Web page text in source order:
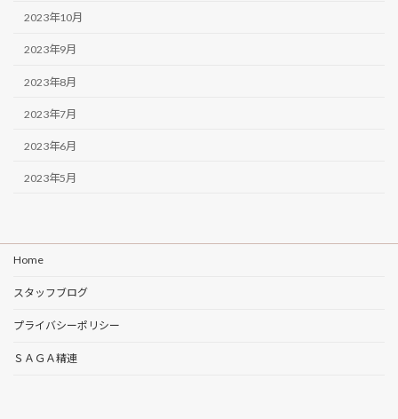
2023年10月
2023年9月
2023年8月
2023年7月
2023年6月
2023年5月
Home
スタッフブログ
プライバシーポリシー
ＳＡＧＡ精連